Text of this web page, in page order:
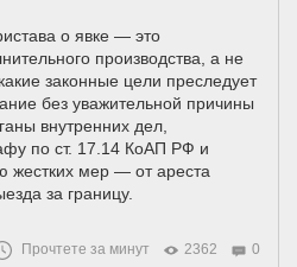
о явке — это
производства, а не
законные цели преследует
без уважительной причины
внутренних дел,
по ст. 17.14 КоАП РФ и
жестких мер — от ареста
за границу.
Прочтете за минут 2362 0